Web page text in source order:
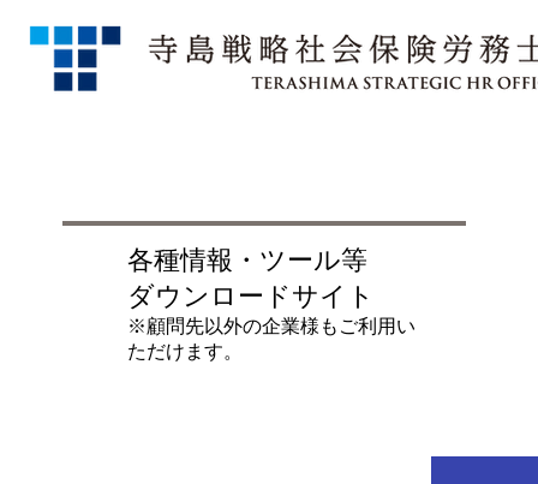
各種情報・ツール等
ダウンロードサイト
​※顧問先以外の企業様もご利用い
ただけます。